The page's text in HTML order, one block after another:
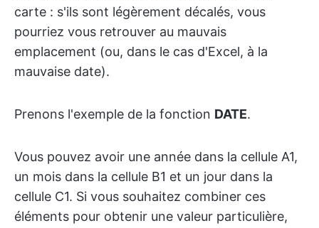
carte : s'ils sont légèrement décalés, vous
pourriez vous retrouver au mauvais
emplacement (ou, dans le cas d'Excel, à la
mauvaise date).
Prenons l'exemple de la fonction DATE.
Vous pouvez avoir une année dans la cellule A1,
un mois dans la cellule B1 et un jour dans la
cellule C1. Si vous souhaitez combiner ces
éléments pour obtenir une valeur particulière,